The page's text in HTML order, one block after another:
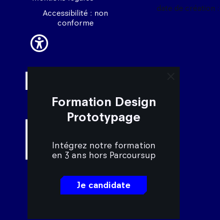
Formation Design
Prototypage
Intégrez notre formation
en 3 ans hors Parcoursup
Je candidate
Accessibilité : non
conforme
date de création :